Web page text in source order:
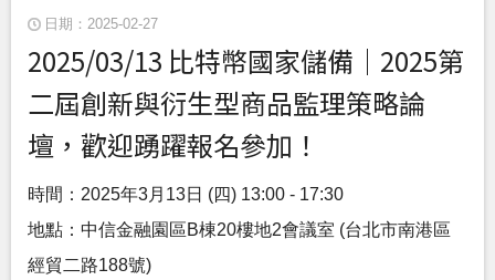
日期：2025-02-27
2025/03/13 比特幣國家儲備｜2025第
二屆創新與衍生型商品監理策略論
壇，歡迎踴躍報名參加！
時間：2025年3月13日 (四) 13:00 - 17:30
地點：中信金融園區B棟20樓地2會議室 (台北市南港區
經貿二路188號)